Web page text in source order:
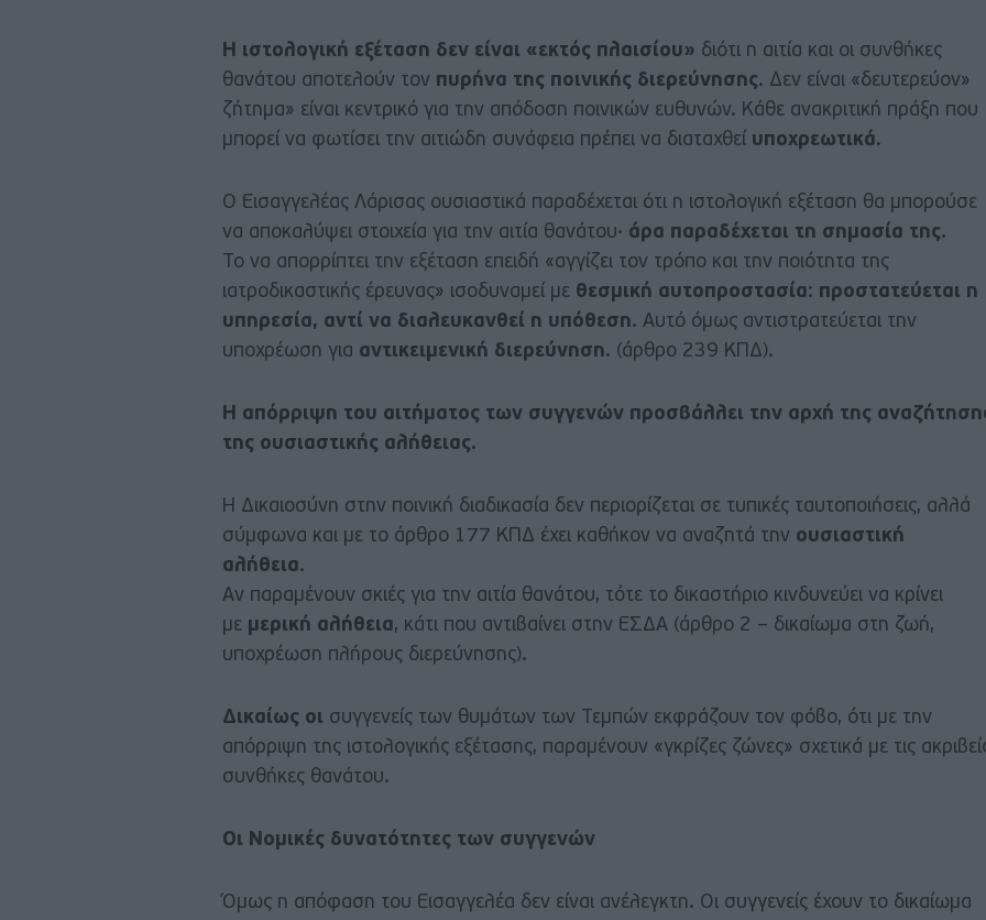
Η ιστολογική εξέταση δεν είναι «εκτός πλαισίου» διότι η αιτία και οι συνθήκες
θανάτου αποτελούν τον πυρήνα της ποινικής διερεύνησης. Δεν είναι «δευτερεύον»
ζήτημα» είναι κεντρικό για την απόδοση ποινικών ευθυνών. Κάθε ανακριτική πράξη που
μπορεί να φωτίσει την αιτιώδη συνάφεια πρέπει να διαταχθεί υποχρεωτικά.
Ο Εισαγγελέας Λάρισας ουσιαστικά παραδέχεται ότι η ιστολογική εξέταση θα μπορούσε
να αποκαλύψει στοιχεία για την αιτία θανάτου· άρα παραδέχεται τη σημασία της.
Το να απορρίπτει την εξέταση επειδή «αγγίζει τον τρόπο και την ποιότητα της
ιατροδικαστικής έρευνας» ισοδυναμεί με θεσμική αυτοπροστασία: προστατεύεται η
υπηρεσία, αντί να διαλευκανθεί η υπόθεση. Αυτό όμως αντιστρατεύεται την
υποχρέωση για αντικειμενική διερεύνηση. (άρθρο 239 ΚΠΔ).
Η απόρριψη του αιτήματος των συγγενών προσβάλλει την αρχή της
της ουσιαστικής αλήθειας.
Η Δικαιοσύνη στην ποινική διαδικασία δεν περιορίζεται σε τυπικές ταυτοποιήσεις, αλλά
σύμφωνα και με το άρθρο 177 ΚΠΔ έχει καθήκον να αναζητά την ουσιαστική
αλήθεια.
Αν παραμένουν σκιές για την αιτία θανάτου, τότε το δικαστήριο κινδυνεύει να κρίνει
με μερική αλήθεια, κάτι που αντιβαίνει στην ΕΣΔΑ (άρθρο 2 – δικαίωμα στη ζωή,
υποχρέωση πλήρους διερεύνησης).
Δικαίως οι συγγενείς των θυμάτων των Τεμπών εκφράζουν τον φόβο, ότι με την
απόρριψη της ιστολογικής εξέτασης, παραμένουν «γκρίζες ζώνες» σχετικά με τις
συνθήκες θανάτου.
Οι Νομικές δυνατότητες των συγγενών
Όμως η απόφαση του Εισαγγελέα δεν είναι ανέλεγκτη. Οι συγγενείς έχουν το δικαίωμα